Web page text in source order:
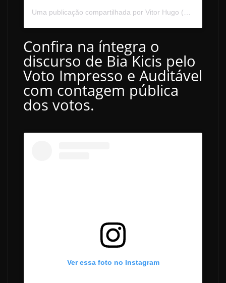
Uma publicação compartilhada por Vitor Hugo (@majorvitorhugo)
Confira na íntegra o
discurso de Bia Kicis pelo
Voto Impresso e Auditável
com contagem pública
dos votos.
Ver essa foto no Instagram